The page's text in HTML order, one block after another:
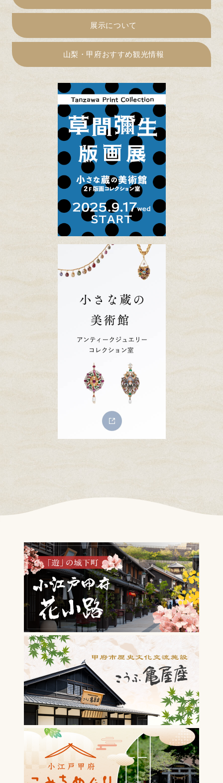
展示について
山梨・甲府おすすめ観光情報